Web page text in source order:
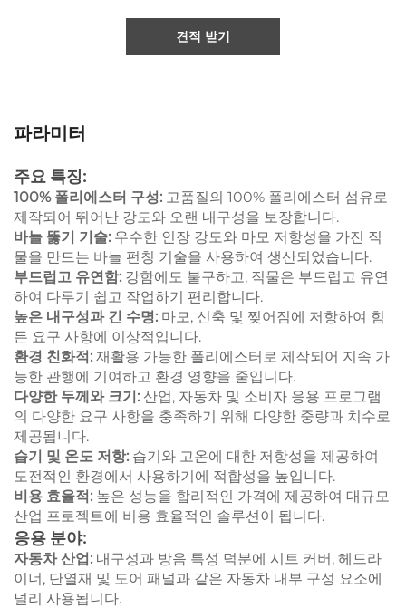
견적 받기
파라미터
주요 특징:
100% 폴리에스터 구성: 고품질의 100% 폴리에스터 섬유로
제작되어 뛰어난 강도와 오랜 내구성을 보장합니다.
바늘 뚫기 기술: 우수한 인장 강도와 마모 저항성을 가진 직
물을 만드는 바늘 펀칭 기술을 사용하여 생산되었습니다.
부드럽고 유연함: 강함에도 불구하고, 직물은 부드럽고 유연
하여 다루기 쉽고 작업하기 편리합니다.
높은 내구성과 긴 수명: 마모, 신축 및 찢어짐에 저항하여 힘
든 요구 사항에 이상적입니다.
환경 친화적: 재활용 가능한 폴리에스터로 제작되어 지속 가
능한 관행에 기여하고 환경 영향을 줄입니다.
다양한 두께와 크기: 산업, 자동차 및 소비자 응용 프로그램
의 다양한 요구 사항을 충족하기 위해 다양한 중량과 치수로
제공됩니다.
습기 및 온도 저항: 습기와 고온에 대한 저항성을 제공하여
도전적인 환경에서 사용하기에 적합성을 높입니다.
비용 효율적: 높은 성능을 합리적인 가격에 제공하여 대규모
산업 프로젝트에 비용 효율적인 솔루션이 됩니다.
응용 분야:
자동차 산업: 내구성과 방음 특성 덕분에 시트 커버, 헤드라
이너, 단열재 및 도어 패널과 같은 자동차 내부 구성 요소에
널리 사용됩니다.